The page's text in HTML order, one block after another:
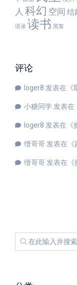
人 科幻 空间 结
语录 读书 黑客
评论
loger8 发表在《
小糖同学 发表在
loger8 发表在《
缙哥哥 发表在《
缙哥哥 发表在《